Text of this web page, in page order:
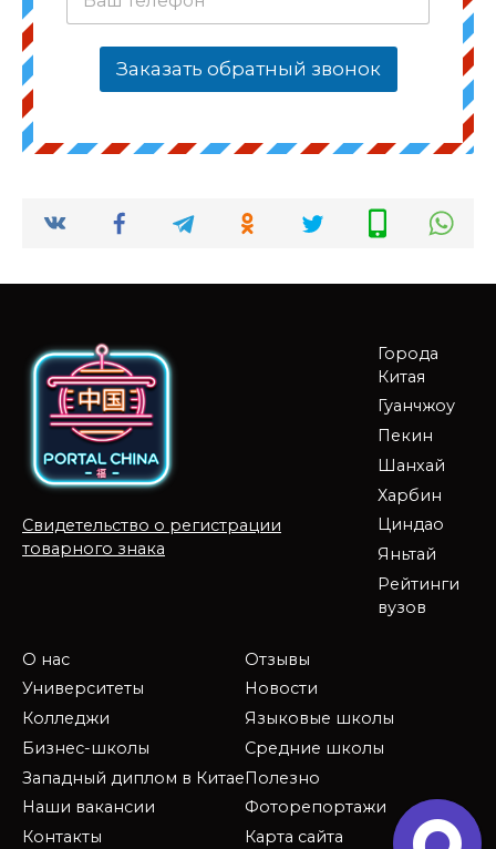
Заказать обратный звонок
Свидетельство о регистрации
товарного знака
Города
Китая
Гуанчжоу
Пекин
Шанхай
Харбин
Циндао
Яньтай
Рейтинги
вузов
О нас
Университеты
Колледжи
Бизнес-школы
Западный диплом в Китае
Наши вакансии
Контакты
Отзывы
Новости
Языковые школы
Средние школы
Полезно
Фоторепортажи
Карта сайта